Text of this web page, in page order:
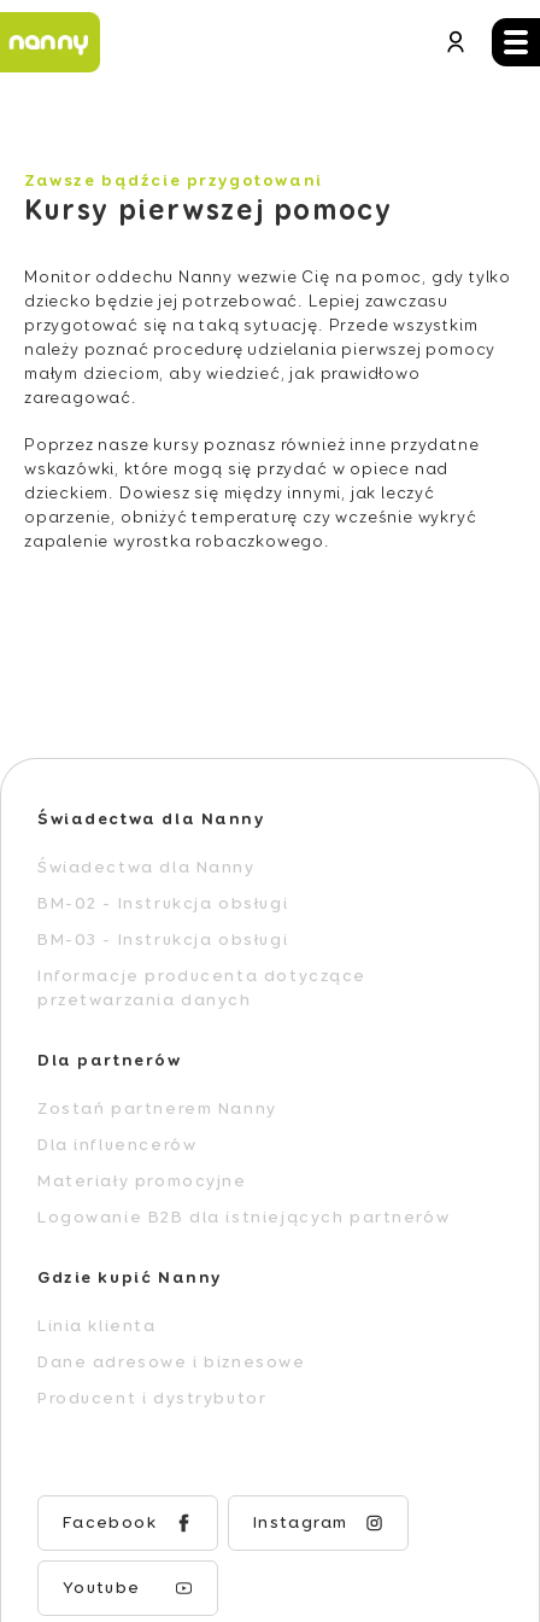
Zawsze bądźcie przygotowani
Kursy pierwszej pomocy
Monitor oddechu Nanny wezwie Cię na pomoc, gdy tylko
dziecko będzie jej potrzebować. Lepiej zawczasu
przygotować się na taką sytuację. Przede wszystkim
należy poznać procedurę udzielania pierwszej pomocy
małym dzieciom, aby wiedzieć, jak prawidłowo
zareagować.
Poprzez nasze kursy poznasz również inne przydatne
wskazówki, które mogą się przydać w opiece nad
dzieckiem. Dowiesz się między innymi, jak leczyć
oparzenie, obniżyć temperaturę czy wcześnie wykryć
zapalenie wyrostka robaczkowego.
Świadectwa dla Nanny
Świadectwa dla Nanny
BM-02 - Instrukcja obsługi
BM-03 - Instrukcja obsługi
Informacje producenta dotyczące
przetwarzania danych
Dla partnerów
Zostań partnerem Nanny
Dla influencerów
Materiały promocyjne
Logowanie B2B dla istniejących partnerów
Gdzie kupić Nanny
Linia klienta
Dane adresowe i biznesowe
Producent i dystrybutor
Facebook Instagram
Youtube